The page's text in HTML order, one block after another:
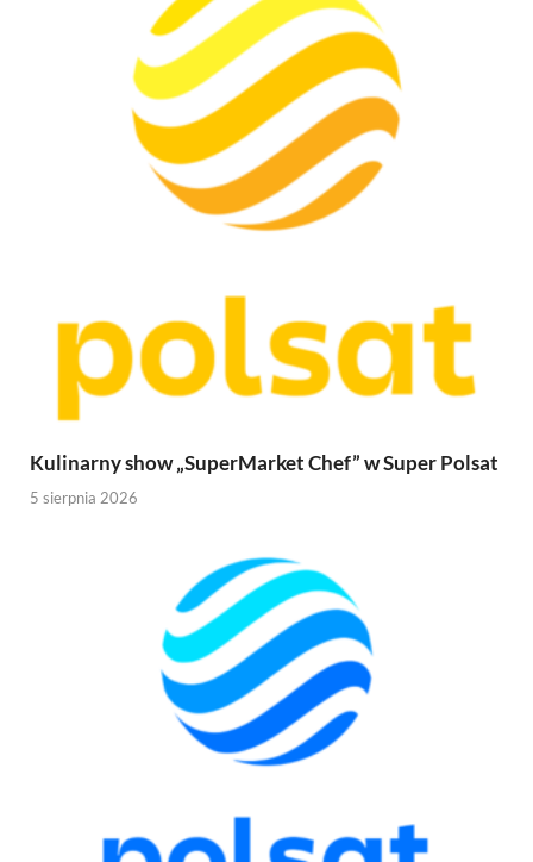
Kulinarny show „SuperMarket Chef” w Super Polsat
5 sierpnia 2026